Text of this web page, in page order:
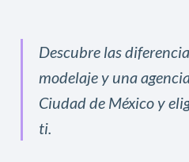
Descubre las
modelaje y una
Ciudad de México y
ti.